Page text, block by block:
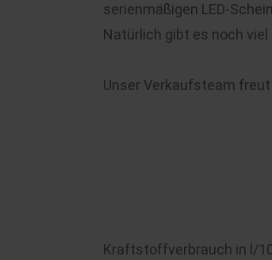
serienmäßigen LED-
Natürlich gibt es noch
Unser Verkaufsteam freut
Kraftstoffverbrauch in l/